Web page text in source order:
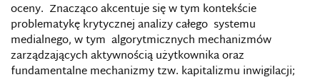
oceny. Znacząco akcentuje się w tym kontekście
problematykę krytycznej analizy całego systemu
medialnego, w tym algorytmicznych mechanizmów
zarządzających aktywnością użytkownika oraz
fundamentalne mechanizmy tzw. kapitalizmu inwigilacji;